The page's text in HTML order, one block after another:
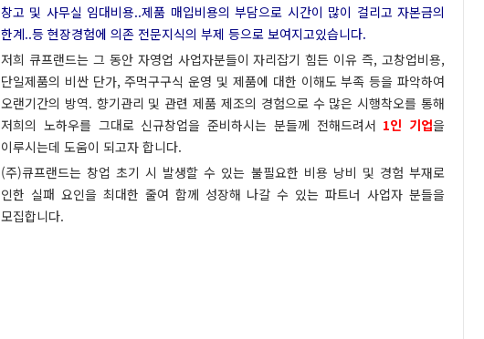
창고 및 사무실 임대비용..제품 매입비용의 부담으로 시간이 많이 걸리고 자본금의
한계..등 현장경험에 의존 전문지식의 부제 등으로 보여지고있습니다.
저희 큐프랜드는 그 동안 자영업 사업자분들이 자리잡기 힘든 이유 즉, 고창업비용,
단일제품의 비싼 단가, 주먹구구식 운영 및 제품에 대한 이해도 부족 등을 파악하여
오랜기간의 방역. 향기관리 및 관련 제품 제조의 경험으로 수 많은 시행착오를 통해
저희의 노하우를 그대로 신규창업을 준비하시는 분들께 전해드려서 1인 기업을
이루시는데 도움이 되고자 합니다.
(주)큐프랜드는 창업 초기 시 발생할 수 있는 불필요한 비용 낭비 및 경험 부재로
인한 실패 요인을 최대한 줄여 함께 성장해 나갈 수 있는 파트너 사업자 분들을
모집합니다.